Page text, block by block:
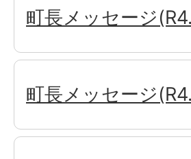
町長メッセージ
町長メッセージ